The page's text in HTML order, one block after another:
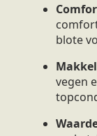
blote
vegen